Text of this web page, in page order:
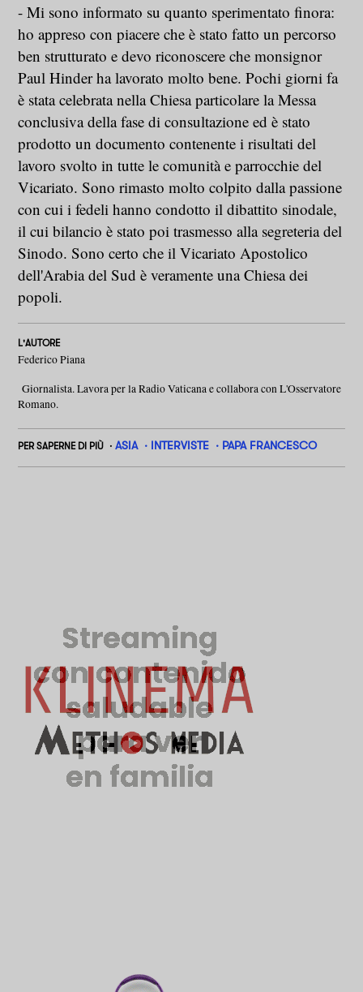
- Mi sono informato su quanto sperimentato finora:
ho appreso con piacere che è stato fatto un percorso
ben strutturato e devo riconoscere che monsignor
Paul Hinder ha lavorato molto bene. Pochi giorni fa
è stata celebrata nella Chiesa particolare la Messa
conclusiva della fase di consultazione ed è stato
prodotto un documento contenente i risultati del
lavoro svolto in tutte le comunità e parrocchie del
Vicariato. Sono rimasto molto colpito dalla passione
con cui i fedeli hanno condotto il dibattito sinodale,
il cui bilancio è stato poi trasmesso alla segreteria del
Sinodo. Sono certo che il Vicariato Apostolico
dell'Arabia del Sud è veramente una Chiesa dei
popoli.
L'AUTORE
Federico Piana
Giornalista. Lavora per la Radio Vaticana e collabora con L'Osservatore
Romano.
PER SAPERNE DI PIÙ ASIA INTERVISTE PAPA FRANCESCO